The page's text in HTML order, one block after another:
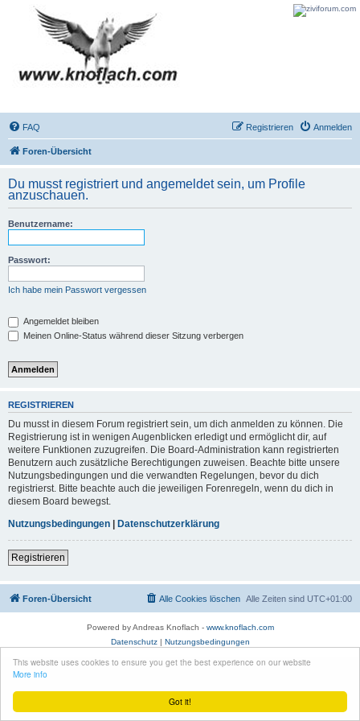
Got it!
This website uses cookies to ensure you get the best experience on our website
More info
FAQ Anmelden
Registrieren
Foren-Übersicht
Du musst registriert und angemeldet sein, um Profile
anzuschauen.
Benutzername:
Passwort:
Ich habe mein Passwort vergessen
Angemeldet bleiben
Meinen Online-Status während dieser Sitzung verbergen
REGISTRIEREN
Du musst in diesem Forum registriert sein, um dich anmelden zu können. Die
Registrierung ist in wenigen Augenblicken erledigt und ermöglicht dir, auf
weitere Funktionen zuzugreifen. Die Board-Administration kann registrierten
Benutzern auch zusätzliche Berechtigungen zuweisen. Beachte bitte unsere
Nutzungsbedingungen und die verwandten Regelungen, bevor du dich
registrierst. Bitte beachte auch die jeweiligen Forenregeln, wenn du dich in
diesem Board bewegst.
Nutzungsbedingungen | Datenschutzerklärung
Registrieren
Foren-Übersicht Alle Zeiten sind UTC+01:00
Alle Cookies löschen
Powered by Andreas Knoflach - www.knoflach.com
Datenschutz| Nutzungsbedingungen